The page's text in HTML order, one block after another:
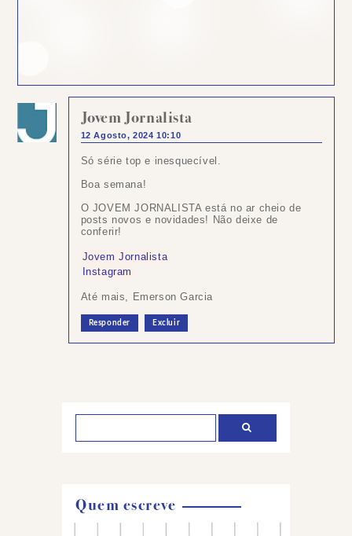
Jovem Jornalista
12 Agosto, 2024 10:10
Só série top e inesquecível.
Boa semana!
O JOVEM JORNALISTA está no ar cheio de
posts novos e novidades! Não deixe de
conferir!
Jovem Jornalista
Instagram
Até mais, Emerson Garcia
Responder Excluir
Quem escreve